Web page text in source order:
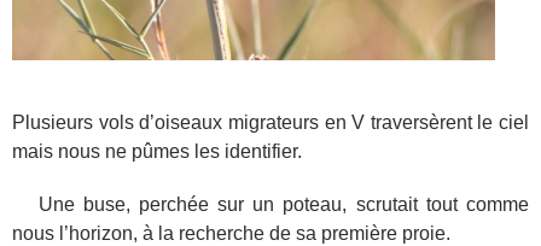
Plusieurs vols d’oiseaux migrateurs en V traversèrent le ciel
mais nous ne pûmes les identifier.
Une buse, perchée sur un poteau, scrutait tout comme
nous l’horizon, à la recherche de sa première proie.